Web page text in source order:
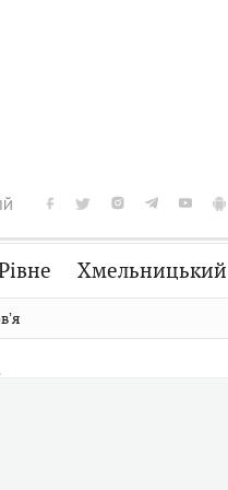
Хмельницький
Словко